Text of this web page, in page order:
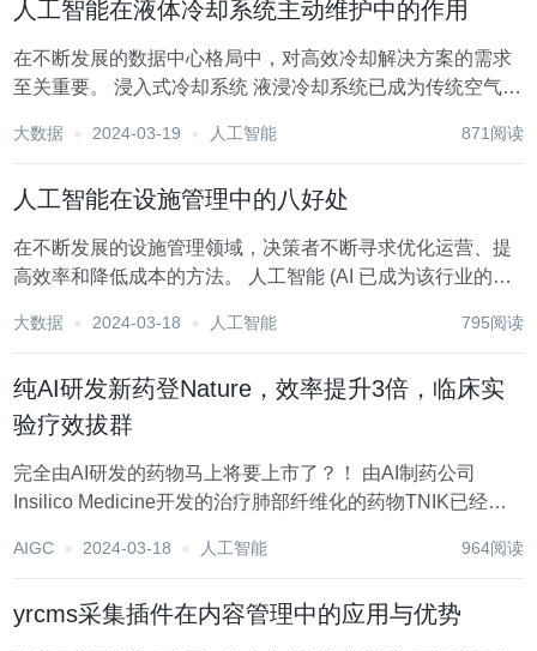
人工智能在液体冷却系统主动维护中的作用
在不断发展的数据中心格局中，对高效冷却解决方案的需求
至关重要。 浸入式冷却系统 液浸冷却系统已成为传统空气冷
而，为了确保数据冷却系统的最佳性能，需要复杂的监控和
大数据 2024-03-19 人工智能 871阅读
人工智能在设施管理中的八好处
在不断发展的设施管理领域，决策者不断寻求优化运营、提
高效率和降低成本的方法。 人工智能 (AI 已成为该行业的游
式。 以下是人工智能影响设施管理行业的八种方式。 数据驱
大数据 2024-03-18 人工智能 795阅读
纯AI研发新药登Nature，效率提升3倍，临床实
验疗效拔群
完全由AI研发的药物马上将要上市了？！ 由AI制药公司
Insilico Medicine开发的治疗肺部纤维化的药物TNIK已经进
研究成果。 论文地址：https://www.nature.c...
AIGC 2024-03-18 人工智能 964阅读
yrcms采集插件在内容管理中的应用与优势